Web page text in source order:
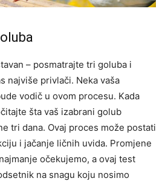
– posmatrajte tri goluba i
najviše privlači. Neka vaša
vodič u ovom procesu. Kada
šta vaš izabrani golub
tri dana. Ovaj proces može postati
i jačanje ličnih uvida. Promjene
očekujemo, a ovaj test
na snagu koju nosimo